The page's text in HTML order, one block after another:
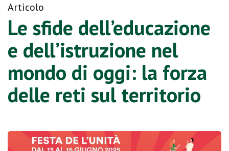
Articolo
Le sfide dell’educazione
e dell’istruzione nel
mondo di oggi: la forza
delle reti sul territorio